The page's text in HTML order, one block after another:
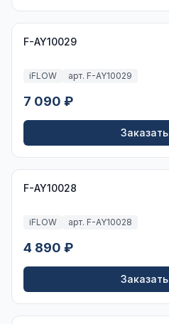
F-AY10029
iFLOW арт. F-AY10029
7 090 ₽
Заказать
F-AY10028
iFLOW арт. F-AY10028
4 890 ₽
Заказать